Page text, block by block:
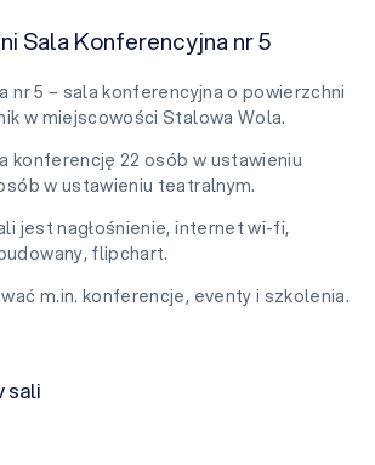
Sala Konferencyjna nr 5
nr 5 – sala konferencyjna o powierzchni
w miejscowości Stalowa Wola.
konferencję 22 osób w ustawieniu
w ustawieniu teatralnym.
jest nagłośnienie, internet wi-fi,
flipchart.
m.in. konferencje, eventy i szkolenia.
sali